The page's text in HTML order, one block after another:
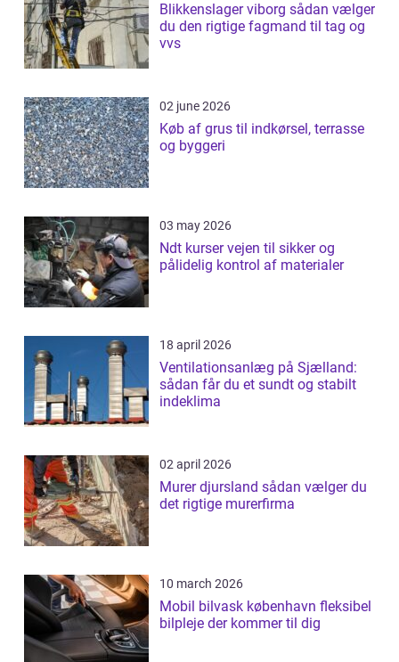
Blikkenslager viborg sådan vælger
du den rigtige fagmand til tag og
vvs
02 june 2026
Køb af grus til indkørsel, terrasse
og byggeri
03 may 2026
Ndt kurser vejen til sikker og
pålidelig kontrol af materialer
18 april 2026
Ventilationsanlæg på Sjælland:
sådan får du et sundt og stabilt
indeklima
02 april 2026
Murer djursland sådan vælger du
det rigtige murerfirma
10 march 2026
Mobil bilvask københavn fleksibel
bilpleje der kommer til dig